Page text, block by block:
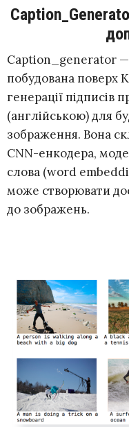
Caption_generator
побудована поверх
генерації
(англійською) для
зображення. Вона
CNN-енкодера,
слова (word
може створювати
до зображень.